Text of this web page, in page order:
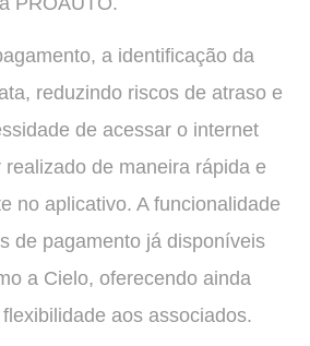
a identificação da
reduzindo riscos de atraso e
de acessar o internet
de maneira rápida e
no aplicativo. A funcionalidade
de pagamento já disponíveis
a Cielo, oferecendo ainda
aos associados.